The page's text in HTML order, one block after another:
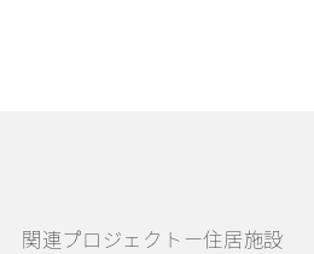
関連プロジェクトー住居施設